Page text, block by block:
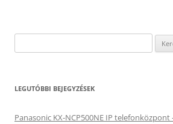
LEGUTÓBBI BEJEGYZÉSEK
Panasonic KX-NCP500NE IP